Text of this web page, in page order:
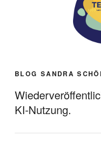
BLOG SANDRA
KI-Nutzung.